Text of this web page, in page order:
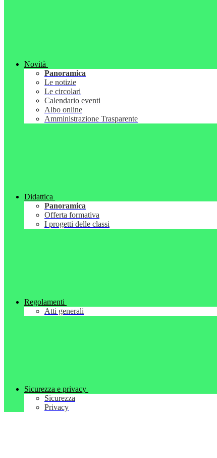
Novità
Panoramica
Le notizie
Le circolari
Calendario eventi
Albo online
Amministrazione Trasparente
Didattica
Panoramica
Offerta formativa
I progetti delle classi
Regolamenti
Atti generali
Sicurezza e privacy
Sicurezza
Privacy